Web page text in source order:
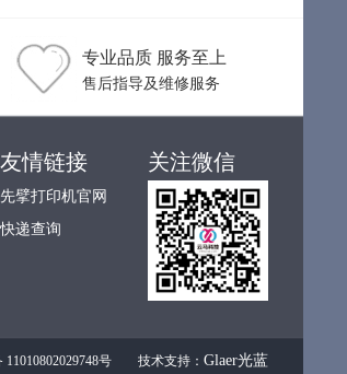
专业品质 服务至上
售后指导及维修服务
友情链接
先擘打印机官网
快递查询
关注微信
号 技术支持： Glaer光蓝